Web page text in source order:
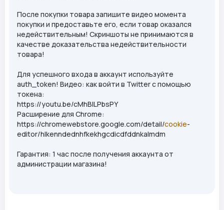
После покупки товара запишите видео момента
покупки и предоставьте его, если товар оказался
недействительным! Скриншоты не принимаются в
качестве доказательства недействительности
товара!
Для успешного входа в аккаунт используйте
auth_token! Видео: как войти в Twitter с помощью
токена:
https://youtu.be/cMhBlLPbsPY
Расширение для Chrome:
https://chromewebstore.google.com/detail/cookie-
editor/hlkenndednhfkekhgcdicdfddnkalmdm
Гарантия: 1 час после получения аккаунта от
администрации магазина!